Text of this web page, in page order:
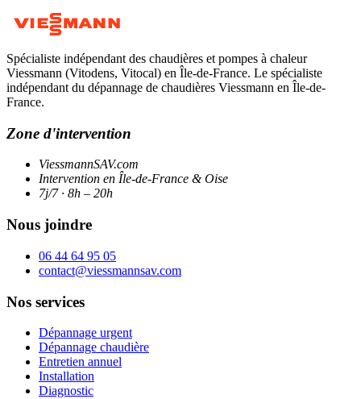
Spécialiste indépendant des chaudières et pompes à chaleur
Viessmann (Vitodens, Vitocal) en Île-de-France. Le spécialiste
indépendant du dépannage de chaudières Viessmann en Île-de-
France.
Zone d'intervention
ViessmannSAV.com
Intervention en Île-de-France & Oise
7j/7 · 8h – 20h
Nous joindre
06 44 64 95 05
contact@viessmannsav.com
Nos services
Dépannage urgent
Dépannage chaudière
Entretien annuel
Installation
Diagnostic